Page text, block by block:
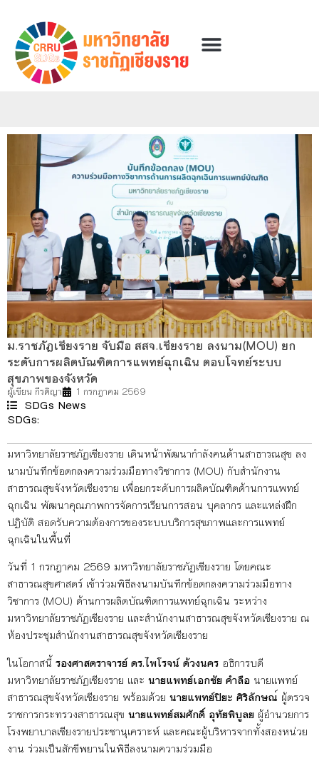
ม.ราชภัฏเชียงราย จับมือ สสจ.เชียงราย ลงนาม(MOU) ยก
ระดับการผลิตบัณฑิตการแพทย์ฉุกเฉิน ตอบโจทย์ระบบ
สุขภาพของจังหวัด
ผู้เขียน กีรติญา 1 กรกฎาคม 2569
SDGs News
SDGs:
มหาวิทยาลัยราชภัฏเชียงราย เดินหน้าพัฒนากำลังคนด้านสาธารณสุข ลง
นามบันทึกข้อตกลงความร่วมมือทางวิชาการ (MOU) กับสำนักงาน
สาธารณสุขจังหวัดเชียงราย เพื่อยกระดับการผลิตบัณฑิตด้านการแพทย์
ฉุกเฉิน พัฒนาคุณภาพการจัดการเรียนการสอน บุคลากร และแหล่งฝึก
ปฏิบัติ สอดรับความต้องการของระบบบริการสุขภาพและการแพทย์
ฉุกเฉินในพื้นที่
วันที่ 1 กรกฎาคม 2569 มหาวิทยาลัยราชภัฏเชียงราย โดยคณะ
สาธารณสุขศาสตร์ เข้าร่วมพิธีลงนามบันทึกข้อตกลงความร่วมมือทาง
วิชาการ (MOU) ด้านการผลิตบัณฑิตการแพทย์ฉุกเฉิน ระหว่าง
มหาวิทยาลัยราชภัฏเชียงราย และสำนักงานสาธารณสุขจังหวัดเชียงราย ณ
ห้องประชุมสำนักงานสาธารณสุขจังหวัดเชียงราย
ในโอกาสนี้ รองศาสตราจารย์ ดร.ไพโรจน์ ด้วงนคร อธิการบดี
มหาวิทยาลัยราชภัฏเชียงราย และ นายแพทย์เอกชัย คำลือ นายแพทย์
สาธารณสุขจังหวัดเชียงราย พร้อมด้วย นายแพทย์ปิยะ ศิริลักษณ ์ ผู้ตรวจ
ราชการกระทรวงสาธารณสุข นายแพทย์สมศักดิ์ อุทัยพิบูลย ผู้อํานวยการ
โรงพยาบาลเชียงรายประชานุเคราะห์ และคณะผู้บริหารจากทั้งสองหน่วย
งาน ร่วมเป็นสักขีพยานในพิธีลงนามความร่วมมือ